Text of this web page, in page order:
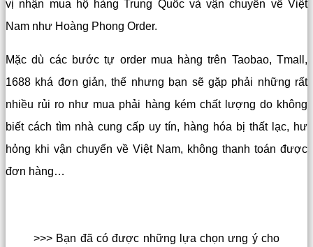
vị nhận mua hộ hàng Trung Quốc và vận chuyển về Việt
Nam như Hoàng Phong Order.
Mặc dù các bước tự order mua hàng trên Taobao, Tmall,
1688 khá đơn giản, thế nhưng bạn sẽ gặp phải những rất
nhiều rủi ro như mua phải hàng kém chất lượng do không
biết cách tìm nhà cung cấp uy tín, hàng hóa bị thất lạc, hư
hỏng khi vận chuyển về Việt Nam, không thanh toán được
đơn hàng…
>>> Bạn đã có được những lựa chọn ưng ý cho